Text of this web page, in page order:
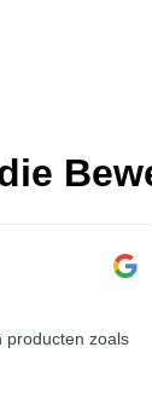
producten zoals